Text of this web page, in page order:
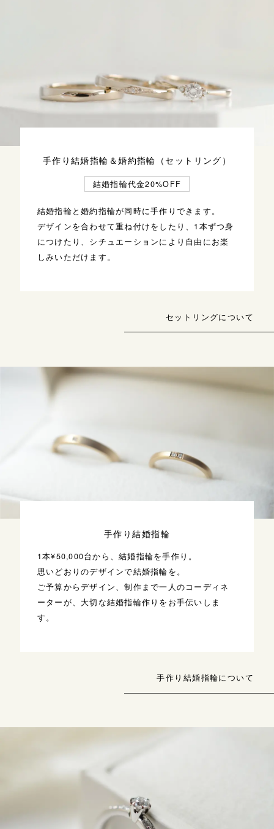
手作り結婚指輪＆婚約指輪（セットリング）
結婚指輪代金20%OFF
結婚指輪と婚約指輪が同時に手作りできます。
デザインを合わせて重ね付けをしたり、1本ずつ身
につけたり、シチュエーションにより自由にお楽
しみいただけます。
セットリングについて
手作り結婚指輪
1本¥50,000台から、結婚指輪を手作り。
思いどおりのデザインで結婚指輪を。
ご予算からデザイン、制作まで一人のコーディネ
ーターが、大切な結婚指輪作りをお手伝いしま
す。
手作り結婚指輪について